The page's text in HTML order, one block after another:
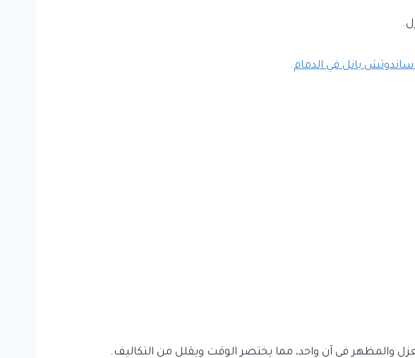
ساندوتش بانل في الدمام.
والمظهر في آن واحد، مما يختصر الوقت ويقلل من التكاليف.